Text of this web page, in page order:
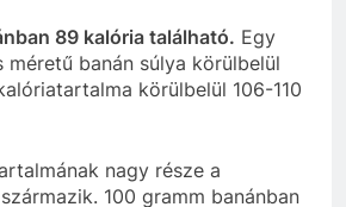
89 kalória található. Egy
méretű banán súlya körülbelül
körülbelül 106-110
nagy része a
100 gramm banánban